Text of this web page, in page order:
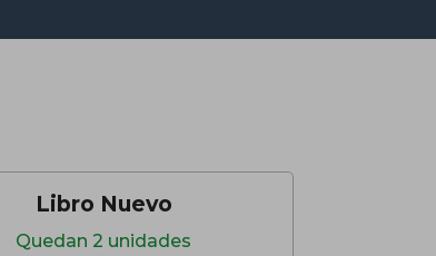
Libro Nuevo
Quedan 2 unidades